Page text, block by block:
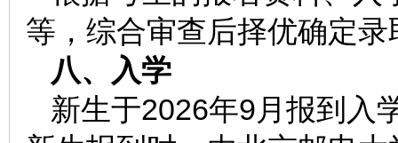
等，综合审查后择优确定录
八、入学
新生于2026年9月报到入